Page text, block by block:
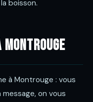
boisson.
à Montrouge : vous
on vous